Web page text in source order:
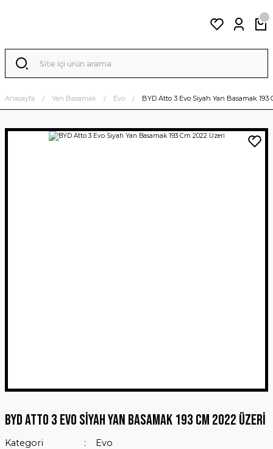
Anasayfa Yan Basamak Evo BYD Atto 3 Evo Siyah Yan Basamak 193
BYD Atto 3 Evo Siyah Yan Basamak 193 Cm 2022 Üzeri
Kategori
Evo